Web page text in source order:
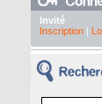
Invité
Inscription|